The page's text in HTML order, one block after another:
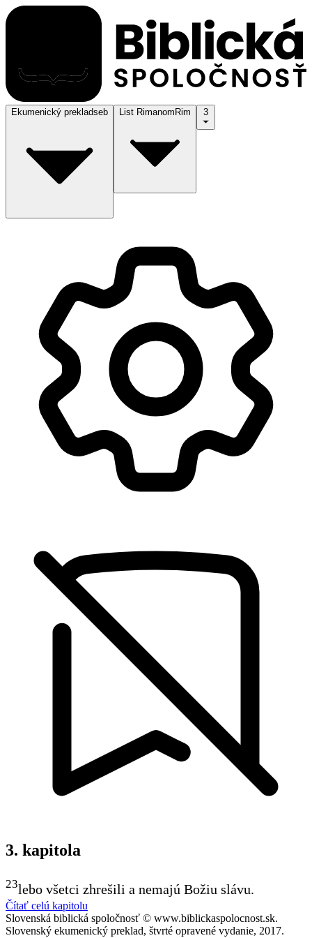
Ekumenický prekladseb List Rimanom Rim
3. kapitola
23lebo všetci zhrešili a nemajú Božiu slávu.
Čítať celú kapitolu
Slovenská biblická spoločnosť © www.biblickaspolocnost.sk.
Slovenský ekumenický preklad, štvrté opravené vydanie, 2017.